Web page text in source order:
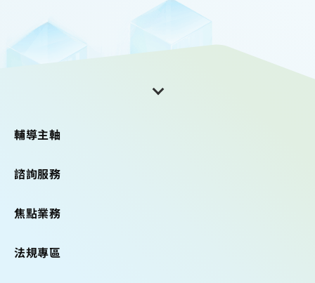
輔導主軸
諮詢服務
焦點業務
法規專區